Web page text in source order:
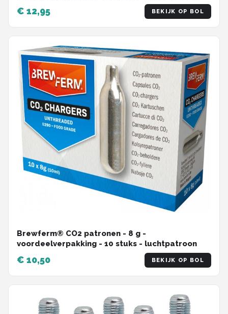
€ 12,95 BEKIJK OP BOL
Brewferm® CO2 patronen - 8 g -
voordeelverpakking - 10 stuks - luchtpatroon
€ 10,50 BEKIJK OP BOL